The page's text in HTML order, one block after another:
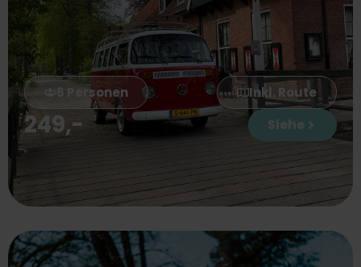
6 Personen Inkl. Route
249,- Siehe